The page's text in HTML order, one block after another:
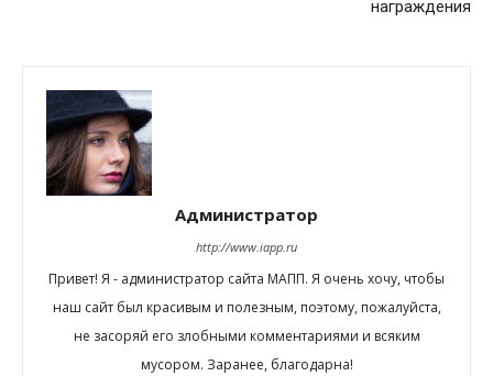
награждения
Администратор
http://www.iapp.ru
Привет! Я - администратор сайта МАПП. Я очень хочу, чтобы
наш сайт был красивым и полезным, поэтому, пожалуйста,
не засоряй его злобными комментариями и всяким
мусором. Заранее, благодарна!